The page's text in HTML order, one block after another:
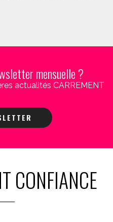
mensuelle ?
actualités CARREMENT
CONFIANCE